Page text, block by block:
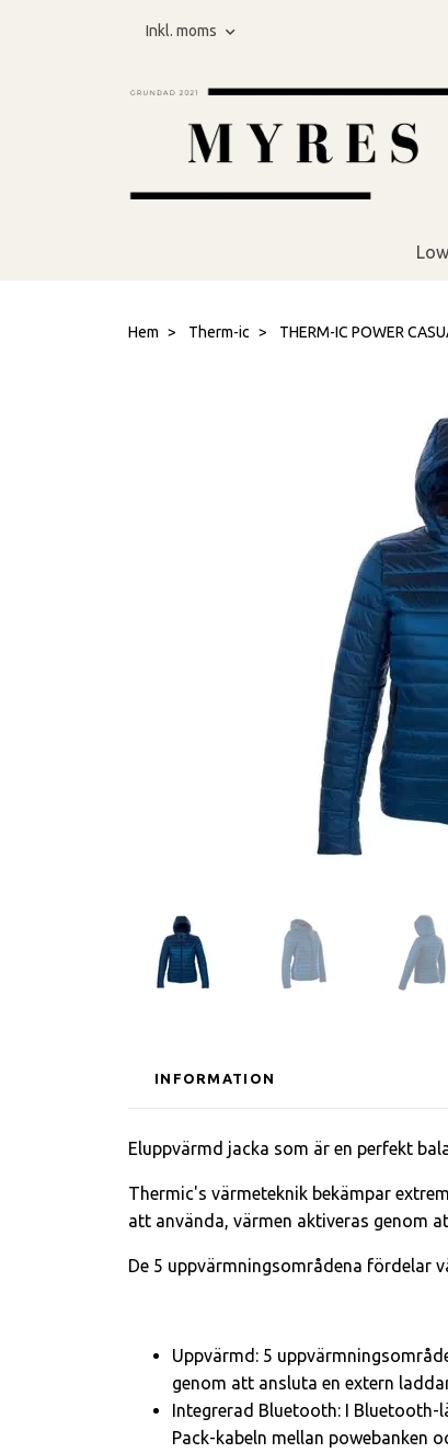
Inkl. moms
Hem Therm-ic THERM-IC POWER
INFORMATION
Eluppvärmd jacka som är en perfekt
Thermic's värmeteknik bekämpar
att använda, värmen aktiveras genom
De 5 uppvärmningsområdena fördelar
Uppvärmd: 5
genom att ansluta en extern
Integrerad Bluetooth: I Bluetooth-
Pack-kabeln mellan powebanken